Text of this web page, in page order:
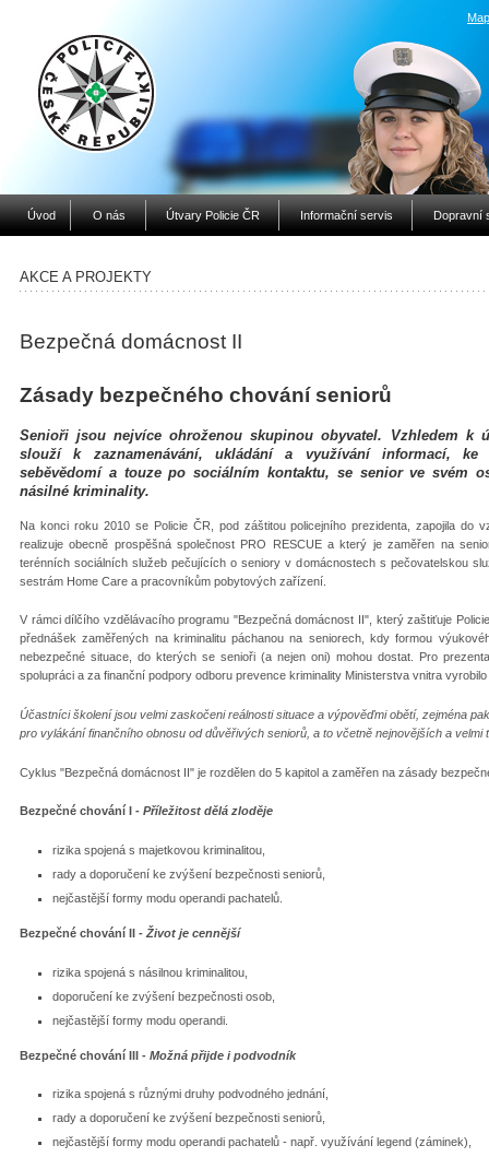
Úvod O nás Útvary Policie ČR Informační servis Dopravní
AKCE A PROJEKTY
Bezpečná domácnost II
Zásady bezpečného chování seniorů
Senioři jsou nejvíce ohroženou skupinou obyvatel. Vzhledem k
slouží k zaznamenávání, ukládání a využívání informací, ke
seběvědomí a touze po sociálním kontaktu, se senior ve svém
násilné kriminality.
Na konci roku 2010 se Policie ČR, pod záštitou policejního prezidenta, zapojila do
realizuje obecně prospěšná společnost PRO RESCUE a který je zaměřen na
terénních sociálních služeb pečujících o seniory v domácnostech s pečovatelskou
sestrám Home Care a pracovníkům pobytových zařízení.
V rámci dílčího vzdělávacího programu "Bezpečná domácnost II", který zaštiťuje
přednášek zaměřených na kriminalitu páchanou na seniorech, kdy formou
nebezpečné situace, do kterých se senioři (a nejen oni) mohou dostat. Pro
spolupráci a za finanční podpory odboru prevence kriminality Ministerstva vnitra
Účastníci školení jsou velmi zaskočeni reálnosti situace a výpověďmi obětí, zejména
pro vylákání finančního obnosu od důvěřivých seniorů, a to včetně nejnovějších a
Cyklus "Bezpečná domácnost II" je rozdělen do 5 kapitol a zaměřen na zásady
Bezpečné chování I - Příležitost dělá zloděje
rizika spojená s majetkovou kriminalitou,
rady a doporučení ke zvýšení bezpečnosti seniorů,
nejčastější formy modu operandi pachatelů.
Bezpečné chování II - Život je cennější
rizika spojená s násilnou kriminalitou,
doporučení ke zvýšení bezpečnosti osob,
nejčastější formy modu operandi.
Bezpečné chování III - Možná přijde i podvodník
rizika spojená s různými druhy podvodného jednání,
rady a doporučení ke zvýšení bezpečnosti seniorů,
nejčastější formy modu operandi pachatelů - např. využívání legend (záminek),